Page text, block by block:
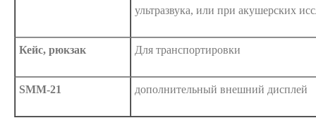
ультразвука, или при акушерских
Кейс, рюкзак Для транспортировки
SMM-21 дополнительный внешний дисплей